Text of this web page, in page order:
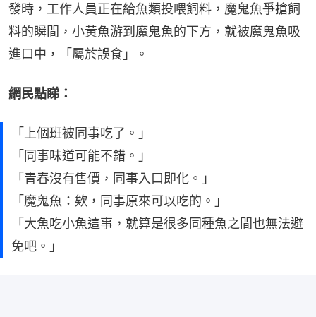
發時，工作人員正在給魚類投喂飼料，魔鬼魚爭搶飼
料的瞬間，小黃魚游到魔鬼魚的下方，就被魔鬼魚吸
進口中，「屬於誤食」。
網民點睇：
「上個班被同事吃了。」
「同事味道可能不錯。」
「青春沒有售價，同事入口即化。」
「魔鬼魚：欸，同事原來可以吃的。」
「大魚吃小魚這事，就算是很多同種魚之間也無法避
免吧。」